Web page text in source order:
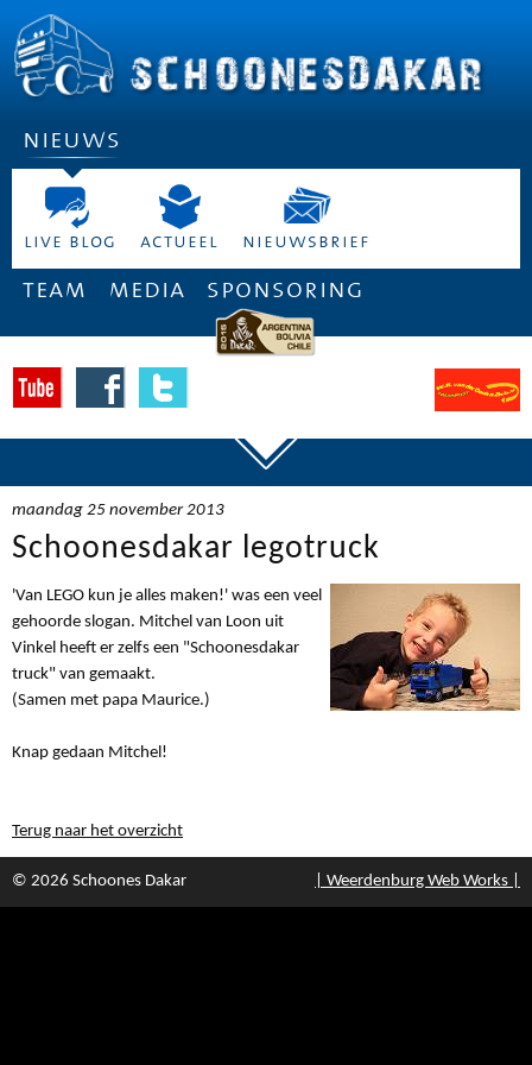
nieuws
live blog actueel nieuwsbrief
team media sponsoring
maandag 25 november 2013
Schoonesdakar legotruck
'Van LEGO kun je alles maken!' was een veel
gehoorde slogan. Mitchel van Loon uit
Vinkel heeft er zelfs een "Schoonesdakar
truck" van gemaakt.
(Samen met papa Maurice.)
Knap gedaan Mitchel!
Terug naar het overzicht
© 2026 Schoones Dakar | Weerdenburg Web Works |